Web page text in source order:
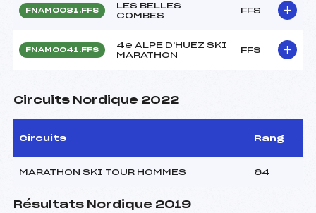
FNAM0081.FFS
LES BELLES
COMBES
FFS
FNAM0041.FFS
4e ALPE D'HUEZ SKI
MARATHON
FFS
Circuits Nordique 2022
Circuits Rang
MARATHON SKI TOUR HOMMES 64
Résultats Nordique 2019